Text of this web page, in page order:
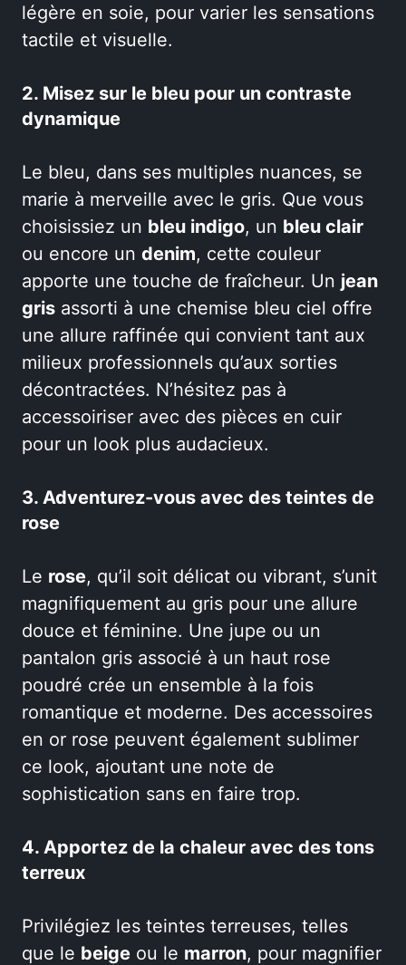
légère en soie, pour varier les sensations
tactile et visuelle.
2. Misez sur le bleu pour un contraste
dynamique
Le bleu, dans ses multiples nuances, se
marie à merveille avec le gris. Que vous
choisissiez un bleu indigo, un bleu clair
ou encore un denim, cette couleur
apporte une touche de fraîcheur. Un jean
gris assorti à une chemise bleu ciel offre
une allure raffinée qui convient tant aux
milieux professionnels qu’aux sorties
décontractées. N’hésitez pas à
accessoiriser avec des pièces en cuir
pour un look plus audacieux.
3. Adventurez-vous avec des teintes de
rose
Le rose, qu’il soit délicat ou vibrant, s’unit
magnifiquement au gris pour une allure
douce et féminine. Une jupe ou un
pantalon gris associé à un haut rose
poudré crée un ensemble à la fois
romantique et moderne. Des accessoires
en or rose peuvent également sublimer
ce look, ajoutant une note de
sophistication sans en faire trop.
4. Apportez de la chaleur avec des tons
terreux
Privilégiez les teintes terreuses, telles
que le beige ou le marron, pour magnifier